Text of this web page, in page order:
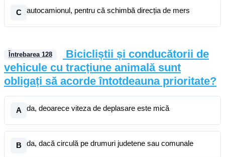
C autocamionul, pentru că schimbă direcția de mers
Întrebarea 128
Bicicliștii și conducătorii de
vehicule cu tracțiune animală sunt
obligați să acorde întotdeauna prioritate?
A da, deoarece viteza de deplasare este mică
B da, dacă circulă pe drumuri judetene sau comunale